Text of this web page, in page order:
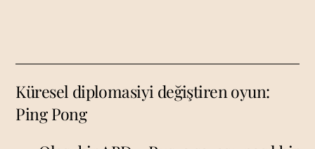
Küresel diplomasiyi değiştiren oyun:
Ping Pong